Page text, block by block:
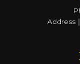
Address